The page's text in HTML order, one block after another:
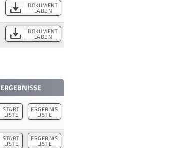
DOKUMENT
LADEN
DOKUMENT
LADEN
ERGEBNISSE
START
LISTE
ERGEBNIS
LISTE
START
LISTE
ERGEBNIS
LISTE